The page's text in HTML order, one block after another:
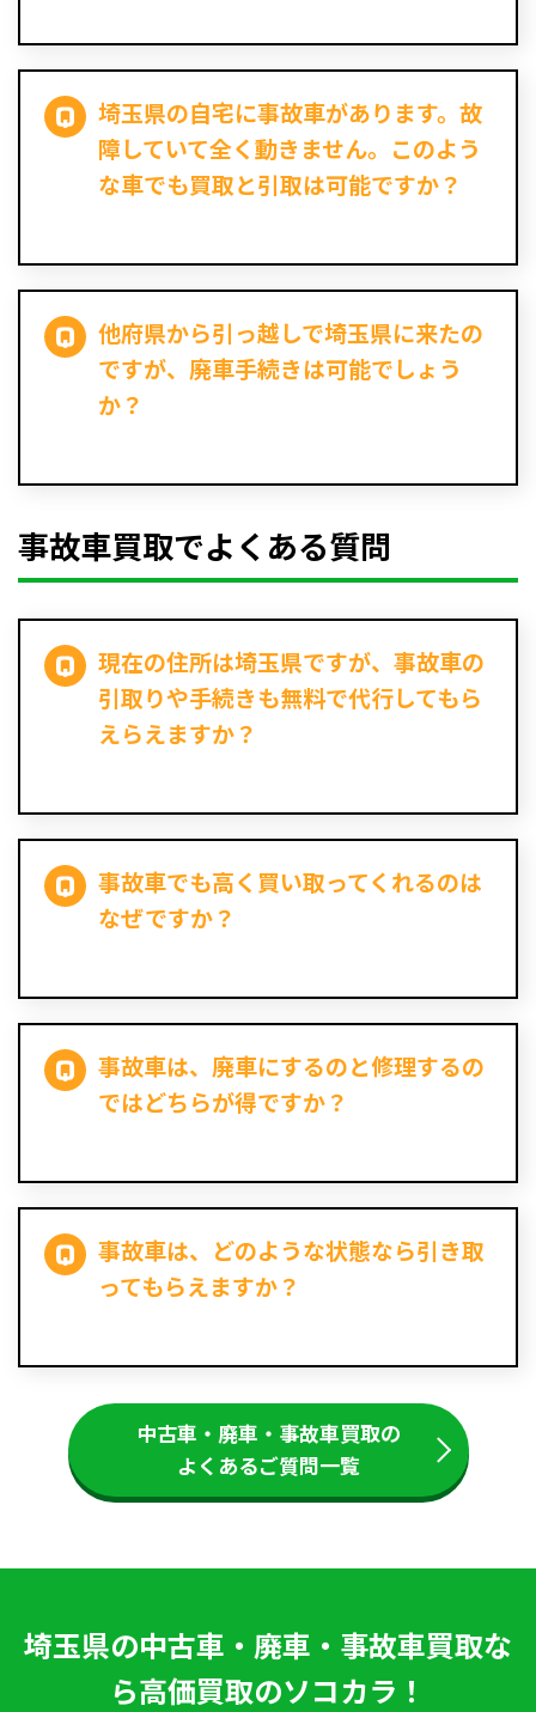
埼玉県の自宅に事故車があります。故
障していて全く動きません。このよう
な車でも買取と引取は可能ですか？
他府県から引っ越しで埼玉県に来たの
ですが、廃車手続きは可能でしょう
か？
事故車買取でよくある質問
現在の住所は埼玉県ですが、事故車の
引取りや手続きも無料で代行してもら
えらえますか？
事故車でも高く買い取ってくれるのは
なぜですか？
事故車は、廃車にするのと修理するの
ではどちらが得ですか？
事故車は、どのような状態なら引き取
ってもらえますか？
中古車・廃車・事故車買取の
よくあるご質問一覧
埼玉県の中古車・廃車・事故車買取な
ら高価買取のソコカラ！